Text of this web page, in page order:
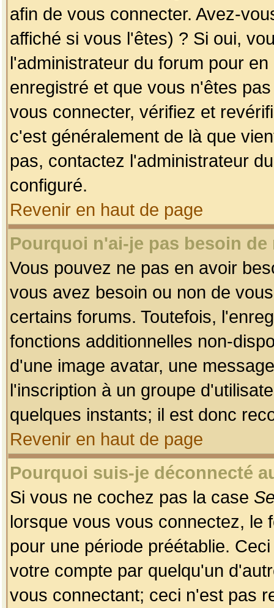
afin de vous connecter. Avez-
affiché si vous l'êtes) ? Si oui,
l'administrateur du forum pour
enregistré et que vous n'êtes
vous connecter, vérifiez et
c'est généralement de là que
pas, contactez l'administrateur
configuré.
Revenir en haut de page
Pourquoi n'ai-je pas besoin
Vous pouvez ne pas en avoir
vous avez besoin ou non de
certains forums. Toutefois,
fonctions additionnelles non-
d'une image avatar, une
l'inscription à un groupe
quelques instants; il est donc
Revenir en haut de page
Pourquoi suis-je déconnecté
Si vous ne cochez pas la case
lorsque vous vous connectez, le
pour une période préétablie.
votre compte par quelqu'un
vous connectant; ceci n'est pas